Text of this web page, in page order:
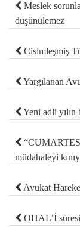
Meslek
düşünülemez
Cisimleşmiş
Yargılanan
Yeni adli yılın
müdahaleyi
Avukat
OHAL’İ